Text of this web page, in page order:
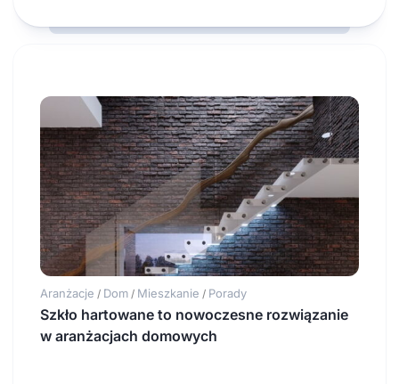
Aranżacje / Dom / Mieszkanie / Porady
Szkło hartowane to nowoczesne rozwiązanie
w aranżacjach domowych